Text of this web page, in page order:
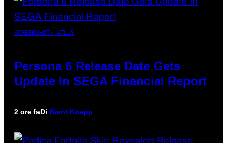
SCREENSHOT: ATLUS
Persona 6 Release Date Gets
Update In SEGA Financial Report
2 ore faDi Brent Koepp